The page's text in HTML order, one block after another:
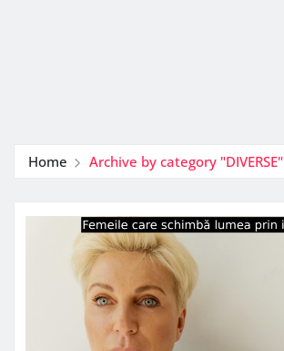
Home Archive by category "DIVERSE"